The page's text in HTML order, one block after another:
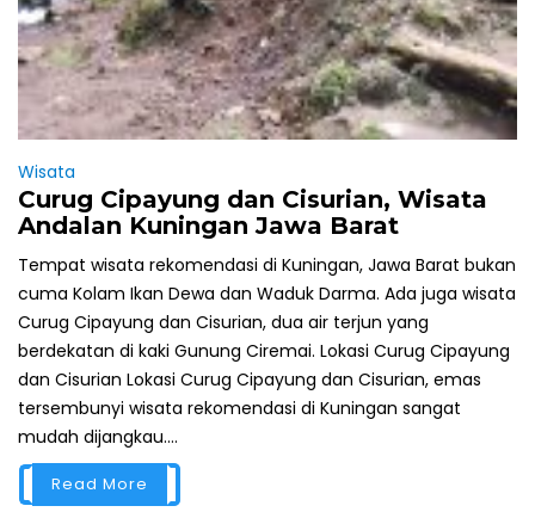
Wisata
Curug Cipayung dan Cisurian, Wisata
Andalan Kuningan Jawa Barat
Tempat wisata rekomendasi di Kuningan, Jawa Barat bukan
cuma Kolam Ikan Dewa dan Waduk Darma. Ada juga wisata
Curug Cipayung dan Cisurian, dua air terjun yang
berdekatan di kaki Gunung Ciremai. Lokasi Curug Cipayung
dan Cisurian Lokasi Curug Cipayung dan Cisurian, emas
tersembunyi wisata rekomendasi di Kuningan sangat
mudah dijangkau....
Read More